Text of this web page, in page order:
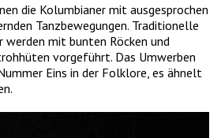
die Kolumbianer mit ausgesprochen
Tanzbewegungen. Traditionelle
werden mit bunten Röcken und
vorgeführt. Das Umwerben
Eins in der Folklore, es ähnelt